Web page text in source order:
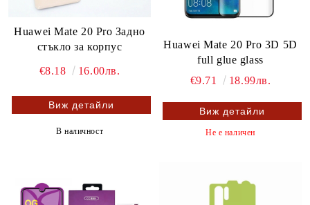
Huawei Mate 20 Pro Задно
стъкло за корпус
€8.18 16.00лв.
Виж детайли
В наличност
Huawei Mate 20 Pro 3D 5D
full glue glass
€9.71
18.99лв.
Виж детайли
Не е наличен